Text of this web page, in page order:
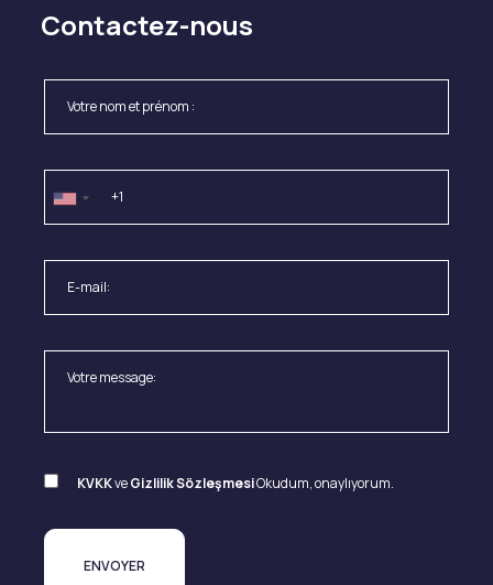
Contactez-nous
KVKKveGizlilik SözleşmesiOkudum, onaylıyorum.